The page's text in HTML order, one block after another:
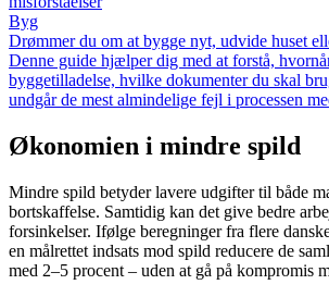
Byg
Drømmer du om at bygge nyt, udvide huset
Denne guide hjælper dig med at forstå,
byggetilladelse, hvilke dokumenter du skal
undgår de mest almindelige fejl i processen
Økonomien i mindre spild
Mindre spild betyder lavere udgifter til både
bortskaffelse. Samtidig kan det give bedre
forsinkelser. Ifølge beregninger fra flere
en målrettet indsats mod spild reducere de
med 2–5 procent – uden at gå på kompromis